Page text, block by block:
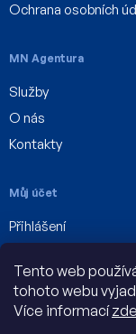
Tento web
tohoto webu
Více informacízde
Ochrana osobních
MN Agentura
Služby
O nás
Kontakty
Můj účet
Přihlášení
Můj účet